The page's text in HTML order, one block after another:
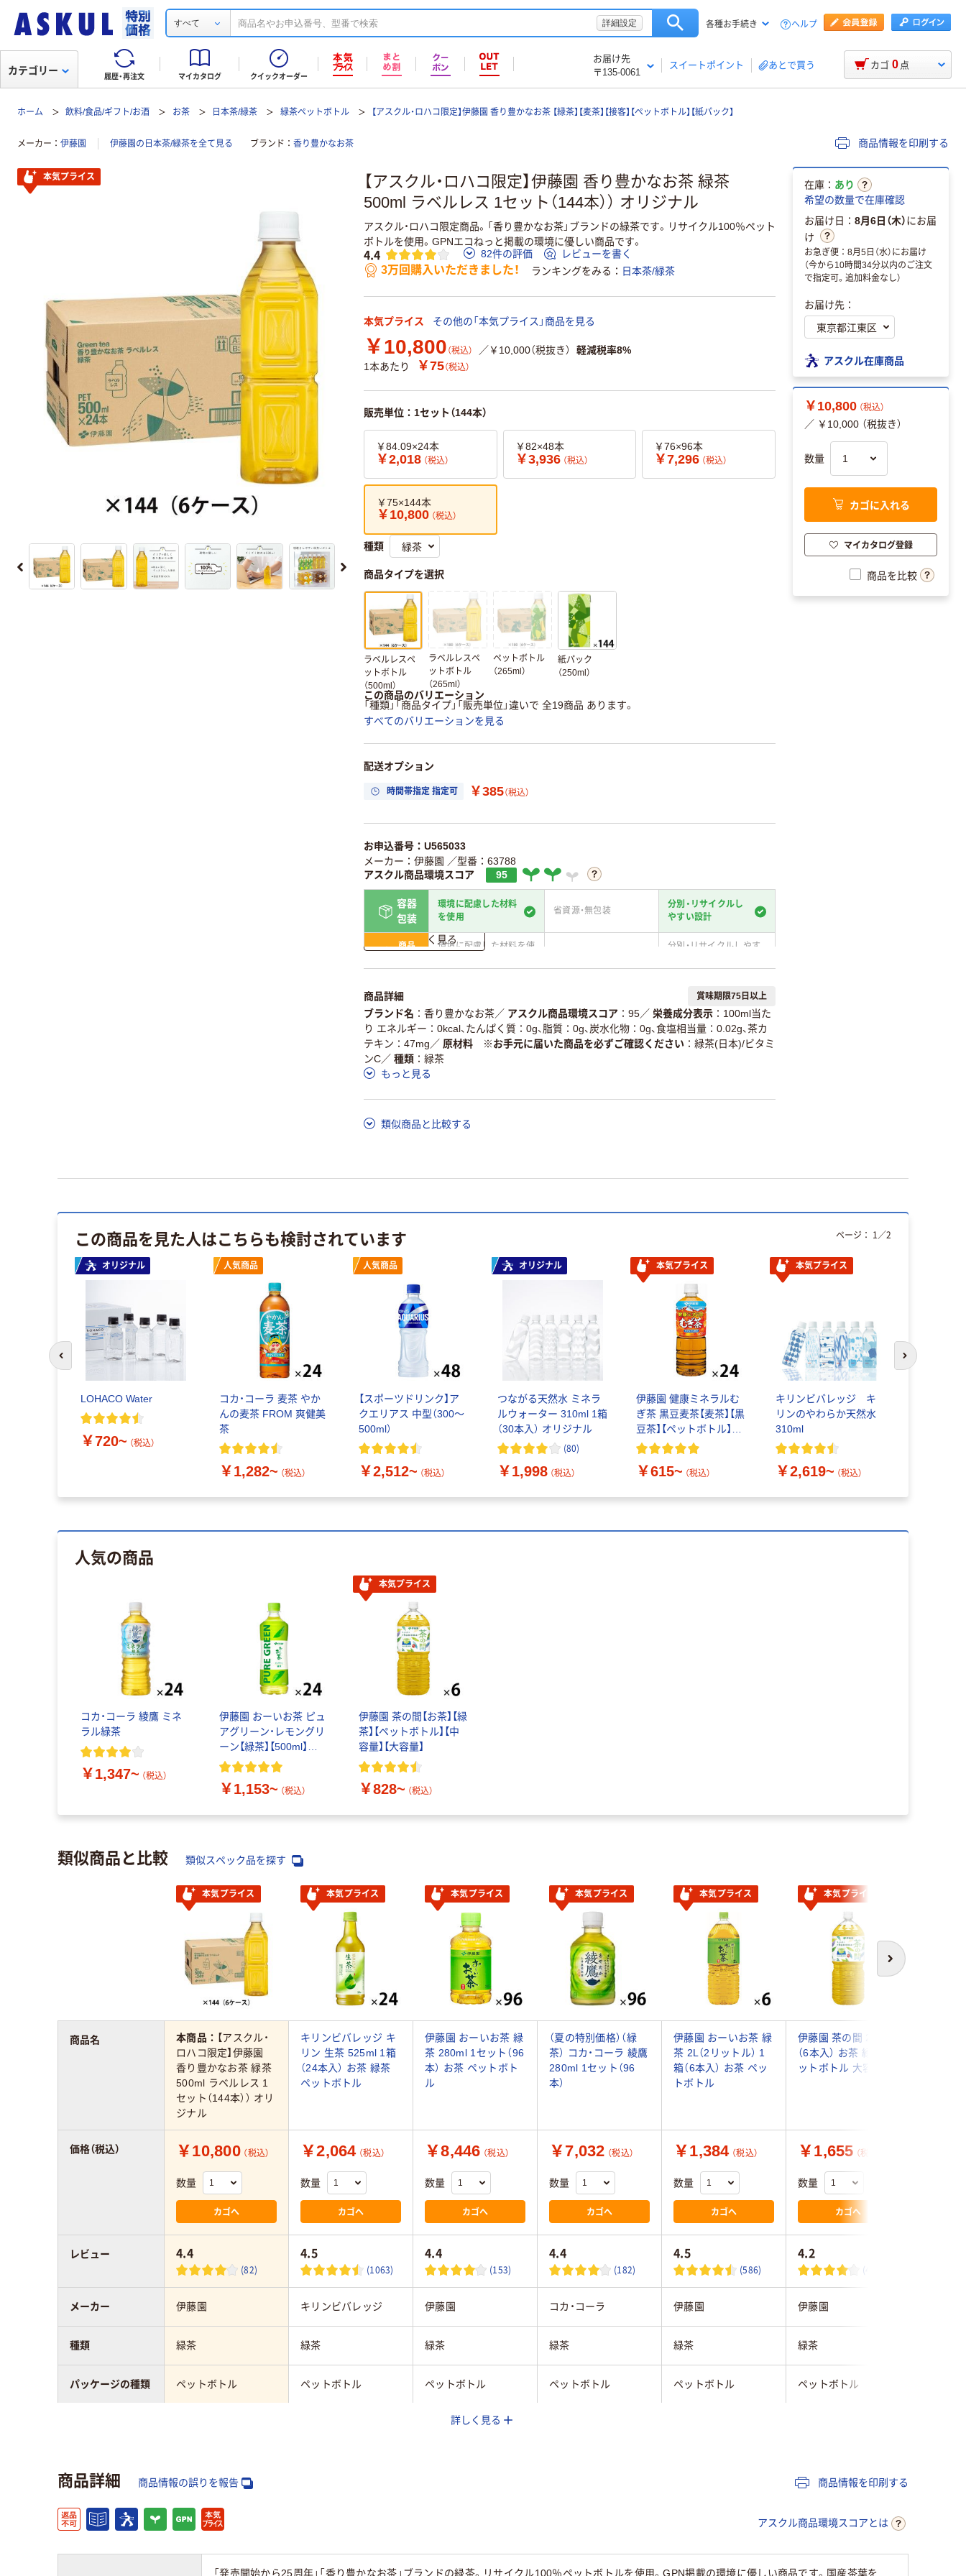
すべて 詳細設定 各種お手続き ヘルプ
履歴・再注文 マイカタログ クイックオーダー
お届け先
〒135-0061
スイートポイント あとで買う
カテゴリー カゴ 0 点
ホーム 飲料/食品/ギフト/お酒 お茶 日本茶/緑茶 緑茶ペットボトル 【アスクル・ロハコ限定】伊藤園 香り豊かなお茶 【緑茶】【麦茶】【接客】【ペットボトル】【紙パック】
メーカー 伊藤園 伊藤園の日本茶/緑茶を全て見る ブランド 香り豊かなお茶 商品情報を印刷する
【アスクル・ロハコ限定】伊藤園 香り豊かなお茶 緑茶
500ml ラベルレス 1セット（144本）） オリジナル
アスクル・ロハコ限定商品。「香り豊かなお茶」ブランドの緑茶です。リサイクル100％ペット
ボトルを使用。GPNエコねっと掲載の環境に優しい商品です。
4.4 82件の評価 レビューを書く
3万回購入いただきました！ ランキングをみる 日本茶/緑茶
本気プライス その他の「本気プライス」商品を見る
￥10,800 （税込） ／￥10,000（税抜き）
軽減税率8%
1本あたり
￥75（税込）
販売単位：1セット（144本）
￥84.09×24本
￥2,018 （税込）
￥82×48本
￥3,936 （税込）
￥76×96本
￥7,296 （税込）
￥75×144本
￥10,800 （税込）
種類
商品タイプを選択
ラベルレスペ
ットボトル
（500ml）
ラベルレスペ
ットボトル
（265ml）
ペットボトル
（265ml）
紙パック
（250ml）
この商品のバリエーション
「種類」「商品タイプ」「販売単位」違いで 全19商品 あります。
すべてのバリエーションを見る
配送オプション
時間帯指定 指定可 ￥385（税込）
お申込番号：U565033
メーカー：伊藤園 ／型番：63788
アスクル商品環境スコア
95
容器
包装
環境に配慮した材料
を使用
省資源・無包装
分別・リサイクルし
やすい設計
商品
環境に配慮した材料を使
分別・リサイクルしやす
仕組
この商品の環境配慮ポイントです。詳しくはページ下部の商品詳細「アスクル商品環境スコ
ア詳細／加点項目
」で確認できます。
詳しく見る
商品詳細 賞味期限75日以上
ブランド名 香り豊かなお茶／ アスクル商品環境スコア 95／ 栄養成分表示
100ml当た
り エネルギー：0kcal、たんぱく質：0g、脂質：0g、炭水化物：0g、食塩相当量：0.02g、茶カ
テキン：47mg／ 原材料 ※お手元に届いた商品を必ずご確認ください
緑茶(日本)/ビタミ
ンC／ 種類
緑茶
もっと見る
類似商品と比較する
本気プライス
在庫： あり
希望の数量で在庫確認
お届け日： 8月6日（木）にお届
け
お急ぎ便：8月5日（水）にお届け
（今から10時間34分以内のご注文
で指定可。追加料金なし）
お届け先：
アスクル在庫商品
￥10,800 （税込）
／ ￥10,000 （税抜き）
数量
カゴに入れる
マイカタログ登録
商品を比較
この商品を見た人はこちらも検討されています
オリジナル
LOHACO Water
￥720~ （税込）
人気商品
コカ・コーラ 麦茶 やか
んの麦茶 FROM 爽健美
茶
￥1,282~ （税込）
人気商品
【スポーツドリンク】ア
クエリアス 中型（300～
500ml）
￥2,512~ （税込）
オリジナル
つながる天然水 ミネラ
ルウォーター 310ml 1箱
（30本入） オリジナル
(80)
￥1,998 （税込）
本気プライス
伊藤園 健康ミネラルむ
ぎ茶 黒豆麦茶【麦茶】【黒
豆茶】【ペットボトル】
【缶】【紙パック】【ノンカ
￥615~ （税込）
本気プライス
キリンビバレッジ キ
リンのやわらか天然水
310ml
￥2,619~ （税込）
ページ： 1 ／2
前のスライドへ 次のスライド
人気の商品
コカ・コーラ 綾鷹 ミネ
ラル緑茶
￥1,347~ （税込）
伊藤園 おーいお茶 ピュ
アグリーン・レモングリ
ーン【緑茶】【500ml】
【600ml】【ペットボトル】
￥1,153~ （税込）
本気プライス
伊藤園 茶の間【お茶】【緑
茶】【ペットボトル】【中
容量】【大容量】
￥828~ （税込）
類似商品と比較 類似スペック品を探す
次へ
本気プライス 本気プライス 本気プライス 本気プライス 本気プライス 本気プライス
本商品： 【アスクル・
ロハコ限定】伊藤園
香り豊かなお茶 緑茶
500ml ラベルレス 1
セット（144本）） オリ
ジナル
キリンビバレッジ キ
リン 生茶 525ml 1箱
（24本入） お茶 緑茶
ペットボトル
伊藤園 おーいお茶 緑
茶 280ml 1セット（96
本） お茶 ペットボト
ル
（夏の特別価格）（緑
茶） コカ・コーラ 綾鷹
280ml 1セット（96
本）
伊藤園 おーいお茶 緑
茶 2L（2リットル） 1
箱（6本入） お茶 ペッ
トボトル
伊藤園 茶の間 2L 1箱
（6本入） お茶 緑茶 ペ
ットボトル 大容量
￥10,800 （税込）
数量
カゴへ
￥2,064 （税込）
数量
カゴへ
￥8,446 （税込）
数量
カゴへ
￥7,032 （税込）
数量
カゴへ
￥1,384 （税込）
数量
カゴへ
￥1,655 （税込）
数量
カゴへ
4.4
(82)
4.5
(1063)
4.4
(153)
4.4
(182)
4.5
(586)
4.2
(405)
伊藤園 キリンビバレッジ 伊藤園 コカ・コーラ 伊藤園 伊藤園
緑茶 緑茶 緑茶 緑茶 緑茶 緑茶
ペットボトル ペットボトル ペットボトル ペットボトル ペットボトル ペットボトル
商品名
価格（税込）
レビュー
メーカー
種類
パッケージの種類
詳しく見る
商品詳細 商品情報の誤りを報告 商品情報を印刷する
アスクル商品環境スコアとは
「発売開始から25周年」「香り豊かなお茶」ブランドの緑茶。リサイクル100％ペットボトルを使用。GPN掲載の環境に優しい商品です。国産茶葉を